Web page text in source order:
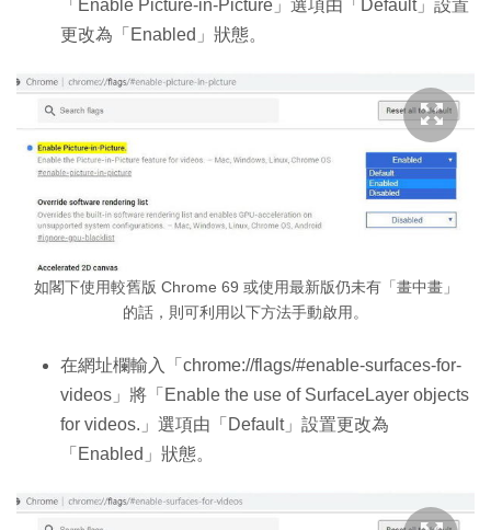
「Enable Picture-in-Picture」選項由「Default」設置
更改為「Enabled」狀態。
如閣下使用較舊版 Chrome 69 或使用最新版仍未有「畫中畫」
的話，則可利用以下方法手動啟用。
在網址欄輸入「chrome://flags/#enable-surfaces-for-
videos」將「Enable the use of SurfaceLayer objects
for videos.」選項由「Default」設置更改為
「Enabled」狀態。